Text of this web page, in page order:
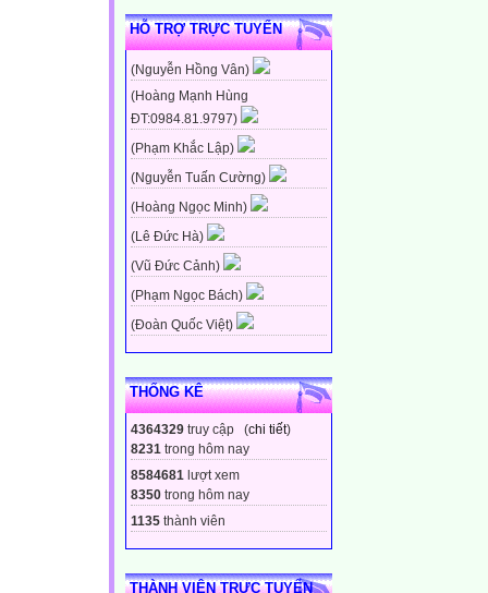
HỖ TRỢ TRỰC TUYẾN
(Nguyễn Hồng Vân)
(Hoàng Mạnh Hùng
ĐT:0984.81.9797)
(Phạm Khắc Lập)
(Nguyễn Tuấn Cường)
(Hoàng Ngọc Minh)
(Lê Đức Hà)
(Vũ Đức Cảnh)
(Phạm Ngọc Bách)
(Đoàn Quốc Việt)
THỐNG KÊ
4364329 truy cập (chi tiết)
8231 trong hôm nay
8584681 lượt xem
8350 trong hôm nay
1135 thành viên
THÀNH VIÊN TRỰC TUYẾN